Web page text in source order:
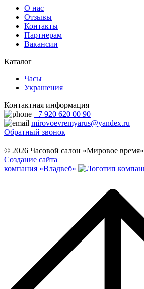
О нас
Отзывы
Контакты
Партнерам
Вакансии
Каталог
Часы
Украшения
Контактная информация
+7 920 620 00 90
mirovoevremyarus@yandex.ru
Обратный звонок
© 2026 Часовой салон «Мировое время»
Создание сайта
компания «Владвеб»